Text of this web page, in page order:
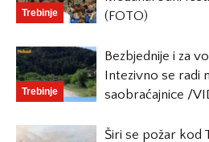
Trebinje
(FOTO)
Trebinje
Bezbjednije i za
Intezivno se radi
saobraćajnice /
Širi se požar kod